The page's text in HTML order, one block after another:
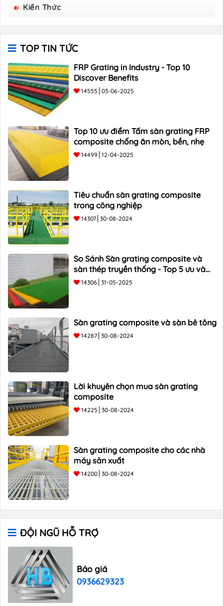
Tấm Sàn Grating Composite FRP - Hòa Bình
Group Sản Xuất
Kiến Thức
TOP TIN TỨC
FRP Grating in Industry - Top 10
Discover Benefits
14555 03-06-2025
Top 10 ưu điểm Tấm sàn grating FRP
composite chống ăn mòn, bền, nhẹ
14499 12-04-2025
Tiêu chuẩn sàn grating composite
trong công nghiệp
14307 30-08-2024
So Sánh Sàn grating composite và
sàn thép truyền thống - Top 5 ưu và
nhược điểm
14306 31-05-2025
Sàn grating composite và sàn bê tông
14287 30-08-2024
Lời khuyên chọn mua sàn grating
composite
14225 30-08-2024
Sàn grating composite cho các nhà
máy sản xuất
14200 30-08-2024
ĐỘI NGŨ HỖ TRỢ
Báo giá
0936629323